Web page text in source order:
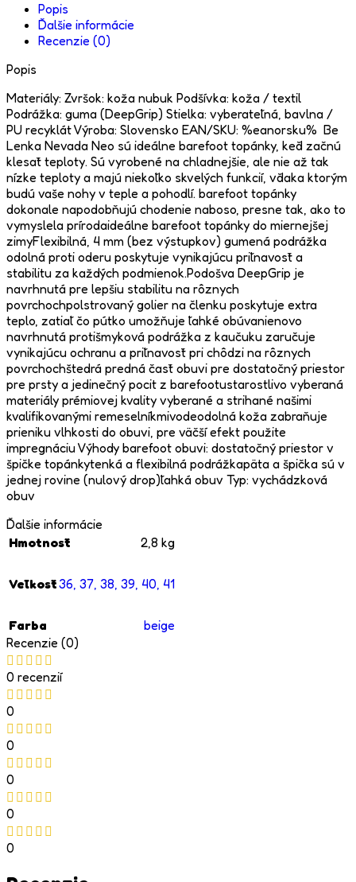
Popis
Ďalšie informácie
Recenzie (0)
Popis
Materiály: Zvršok: koža nubuk Podšívka: koža / textil
Podrážka: guma (DeepGrip) Stielka: vyberateľná, bavlna /
PU recyklát Výroba: Slovensko EAN/SKU: %eanorsku% Be
Lenka Nevada Neo sú ideálne barefoot topánky, keď začnú
klesať teploty. Sú vyrobené na chladnejšie, ale nie až tak
nízke teploty a majú niekoľko skvelých funkcií, vďaka ktorým
budú vaše nohy v teple a pohodlí. barefoot topánky
dokonale napodobňujú chodenie naboso, presne tak, ako to
vymyslela prírodaideálne barefoot topánky do miernejšej
zimyFlexibilná, 4 mm (bez výstupkov) gumená podrážka
odolná proti oderu poskytuje vynikajúcu priľnavosť a
stabilitu za každých podmienok.Podošva DeepGrip je
navrhnutá pre lepšiu stabilitu na rôznych
povrchochpolstrovaný golier na členku poskytuje extra
teplo, zatiaľ čo pútko umožňuje ľahké obúvanienovo
navrhnutá protišmyková podrážka z kaučuku zaručuje
vynikajúcu ochranu a priľnavosť pri chôdzi na rôznych
povrchochštedrá predná časť obuvi pre dostatočný priestor
pre prsty a jedinečný pocit z barefootustarostlivo vyberaná
materiály prémiovej kvality vyberané a strihané našimi
kvalifikovanými remeselníkmivodeodolná koža zabraňuje
prieniku vlhkosti do obuvi, pre väčší efekt použite
impregnáciu Výhody barefoot obuvi: dostatočný priestor v
špičke topánkytenká a flexibilná podrážkapäta a špička sú v
jednej rovine (nulový drop)ľahká obuv Typ: vychádzková
obuv
Ďalšie informácie
Hmotnosť
2,8 kg
Veľkosť36, 37, 38, 39, 40, 41
Farba
beige
Recenzie (0)
0 recenzií
0
0
0
0
0